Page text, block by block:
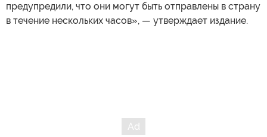
предупредили, что они могут быть отправлены в страну
в течение нескольких часов», — утверждает издание.